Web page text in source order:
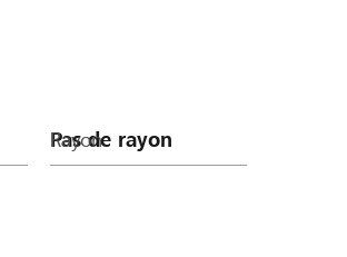
Rayon